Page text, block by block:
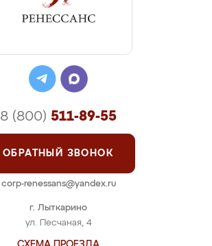
г. Лыткарино
ул. Песчаная, 4
8 (800) 511-89-55
ОБРАТНЫЙ ЗВОНОК
corp-renessans@yandex.ru